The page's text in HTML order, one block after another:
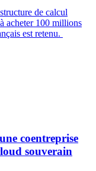
de calcul
acheter 100 millions
est retenu.
coentreprise
souverain